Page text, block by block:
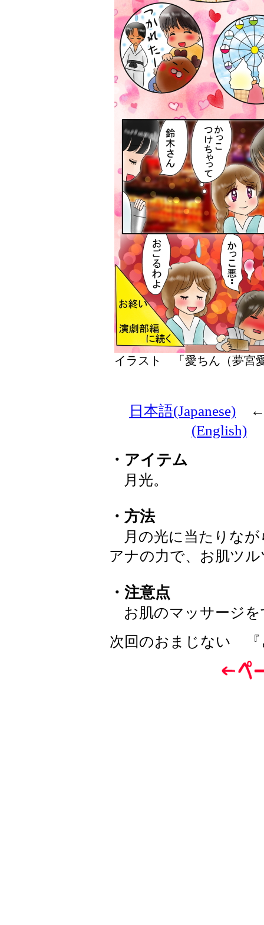
イラスト 「愛ちん（夢
日本語(Japanese)
(English)
・アイテム
月光。
・方法
月の光に当たりなが
アナの力で、お肌ツ
・注意点
お肌のマッサージを
次回のおまじない 『